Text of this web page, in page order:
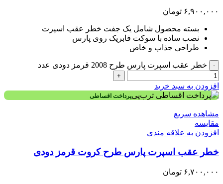
۶,۹۰۰,۰۰۰ تومان
بسته محصول شامل یک جفت خطر عقب اسپرت
نصب ساده با سوکت فابریک روی پارس
طراحی جذاب و خاص
- خطر عقب اسپرت پارس طرح 2008 قرمز دودی عدد
+
افزودن به سبد خرید
پرداخت اقساطی
مشاهده سریع
مقایسه
افزودن به علاقه مندی
خطر عقب اسپرت پارس طرح کروت قرمز دودی
۶,۷۰۰,۰۰۰ تومان